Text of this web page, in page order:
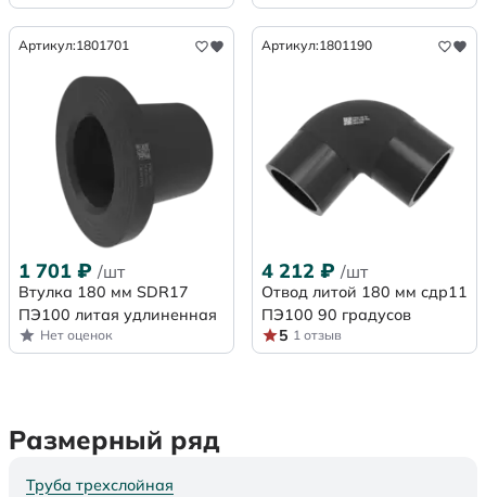
Артикул:1801701
1 701 ₽ /шт
Втулка 180 мм SDR17
ПЭ100 литая удлиненная
Нет оценок
Артикул:1801190
4 212 ₽ /шт
Отвод литой 180 мм сдр11
ПЭ100 90 градусов
5 1 отзыв
Размерный ряд
Труба трехслойная